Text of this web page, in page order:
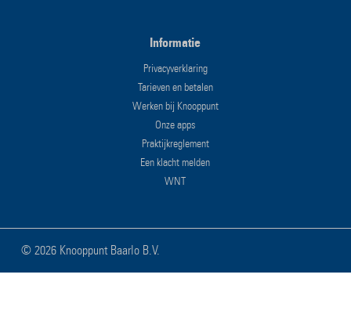
Informatie
Privacyverklaring
Tarieven en betalen
Werken bij Knooppunt
Onze apps
Praktijkreglement
Een klacht melden
WNT
© 2026 Knooppunt Baarlo B.V.